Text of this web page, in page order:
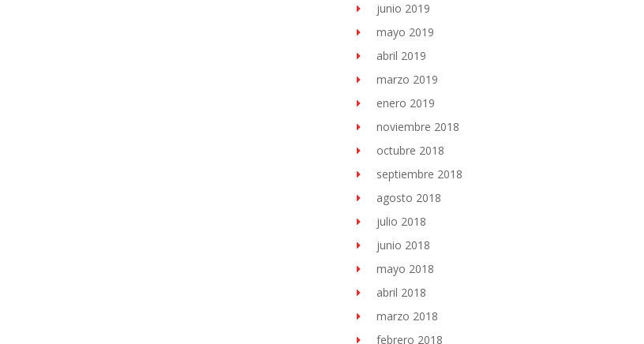
junio 2019
mayo 2019
abril 2019
marzo 2019
enero 2019
noviembre 2018
octubre 2018
septiembre 2018
agosto 2018
julio 2018
junio 2018
mayo 2018
abril 2018
marzo 2018
febrero 2018